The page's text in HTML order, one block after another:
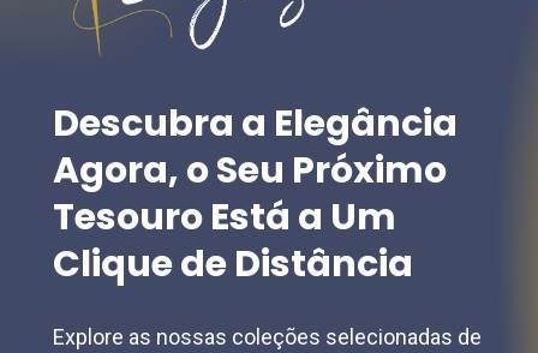
the
page
product
page
Descubra a Elegância
Agora,oSeu Próximo
TesouroEstá a Um
CliquedeDistância
Explore as nossas coleções selecionadas de